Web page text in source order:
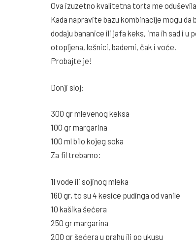
Ova izuzetno kvalitetna torta me
Kada napravite bazu kombinacije mogu
dodaju bananice ili jafa keks, ima ih sad i
otopljena, lešnici, bademi, čak i voće.
Probajte je!
Donji sloj:
300 gr mlevenog keksa
100 gr margarina
100 ml bilo kojeg soka
Za fil trebamo:
1l vode ili sojinog mleka
160 gr, to su 4 kesice pudinga od vanile
10 kašika šećera
250 gr margarina
200 gr šećera u prahu ili po ukusu